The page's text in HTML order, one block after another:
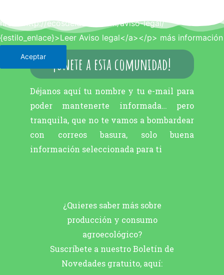
¡únete a esta comunidad!
Déjanos aquí tu nombre y tu e-mail para
poder mantenerte informada… pero
tranquila, que no te vamos a bombardear
con correos basura, solo buena
información seleccionada para ti
¿Quieres saber más sobre
producción y consumo
agroecológico?
Suscríbete a nuestro Boletín de
Novedades gratuito, aquí:
href="http://ecosdelduero.com/aviso-legal/"
{estilo_enlace}>Leer Aviso legal</a></p> más información
Aceptar